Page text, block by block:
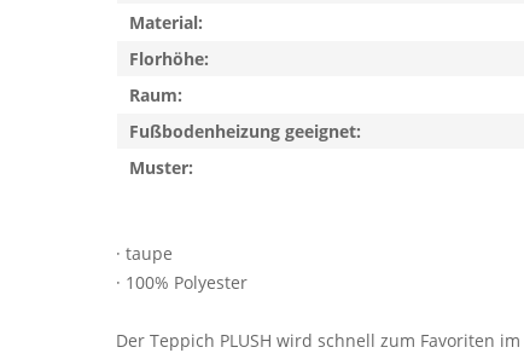
· taupe
· 100% Polyester
Der Teppich PLUSH wird schnell zum Favoriten
Material:
Florhöhe:
Raum:
Fußbodenheizung geeignet:
Muster: